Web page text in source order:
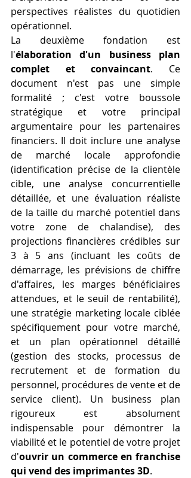
perspectives réalistes du quotidien
opérationnel.
La deuxième fondation est
l'élaboration d'un business plan
complet et convaincant. Ce
document n'est pas une simple
formalité ; c'est votre boussole
stratégique et votre principal
argumentaire pour les partenaires
financiers. Il doit inclure une analyse
de marché locale approfondie
(identification précise de la clientèle
cible, une analyse concurrentielle
détaillée, et une évaluation réaliste
de la taille du marché potentiel dans
votre zone de chalandise), des
projections financières crédibles sur
3 à 5 ans (incluant les coûts de
démarrage, les prévisions de chiffre
d'affaires, les marges bénéficiaires
attendues, et le seuil de rentabilité),
une stratégie marketing locale ciblée
spécifiquement pour votre marché,
et un plan opérationnel détaillé
(gestion des stocks, processus de
recrutement et de formation du
personnel, procédures de vente et de
service client). Un business plan
rigoureux est absolument
indispensable pour démontrer la
viabilité et le potentiel de votre projet
d'ouvrir un commerce en franchise
qui vend des imprimantes 3D.